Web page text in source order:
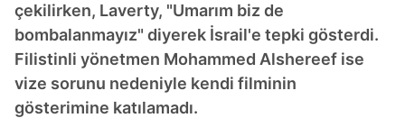
çekilirken, Laverty, "Umarım biz de
bombalanmayız" diyerek İsrail'e tepki gösterdi.
Filistinli yönetmen Mohammed Alshereef ise
vize sorunu nedeniyle kendi filminin
gösterimine katılamadı.